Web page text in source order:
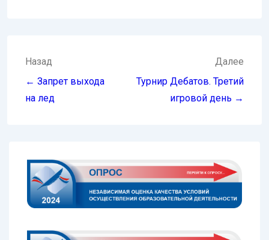
Навигация
по
записям
Назад
← Запрет выхода
на лед
Далее
Турнир Дебатов. Третий
игровой день →